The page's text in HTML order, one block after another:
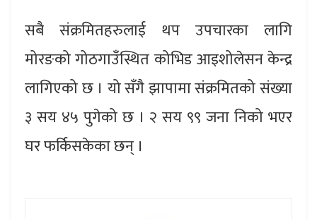
सबै संक्रमितहरुलाई थप उपचारका लागि
मोरङको गोठगाउँस्थित कोभिड आइशोलेसन केन्द्र
लागिएको छ । यो सँगै झापामा संक्रमितको संख्या
३ सय ४५ पुगेको छ । २ सय ९९ जना निको भएर
घर फर्किसकेका छन् ।